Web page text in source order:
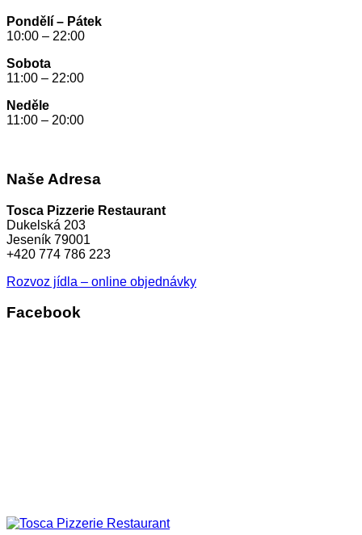
Pondělí – Pátek
10:00 – 22:00
Sobota
11:00 – 22:00
Neděle
11:00 – 20:00
Naše Adresa
Tosca Pizzerie Restaurant
Dukelská 203
Jeseník 79001
+420 774 786 223
Rozvoz jídla – online objednávky
Facebook